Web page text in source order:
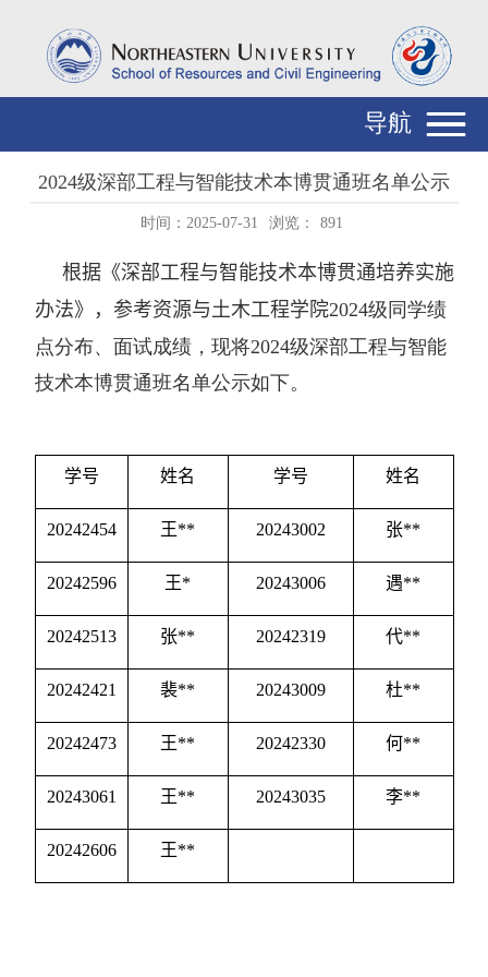
导航
2024级深部工程与智能技术本博贯通班名单公示
时间：2025-07-31 浏览： 891
根据《深部工程与智能技术本博贯通培养实施
办法》，参考资源与土木工程学院2024级同学绩
点分布、面试成绩，现将2024级深部工程与智能
技术本博贯通班名单公示如下。
学号 姓名 学号 姓名
20242454 王** 20243002 张**
20242596 王* 20243006 遇**
20242513 张** 20242319 代**
20242421 裴** 20243009 杜**
20242473 王** 20242330 何**
20243061 王** 20243035 李**
20242606 王**